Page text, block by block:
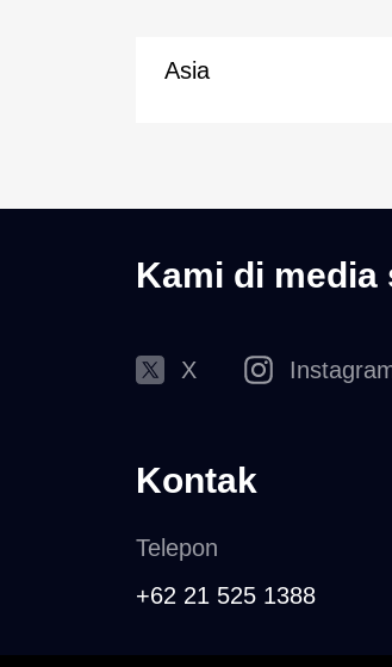
Asia
Kami di media
X
Kontak
Telepon
+62 21 525 1388